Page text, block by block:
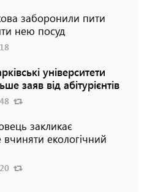
заборонили пити
нею посуд
університети
заяв від абітурієнтів
закликає
екологічний